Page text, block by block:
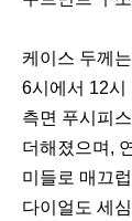
케이스 두께
6시에서 12시
측면 푸시피
더해졌으며,
미들로 매끄
다이얼도 세